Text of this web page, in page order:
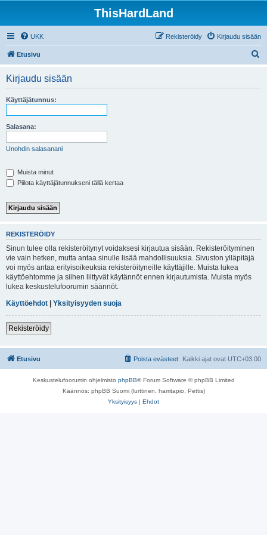
ThisHardLand
UKK Kirjaudu sisään
Rekisteröidy
Etusivu
Kirjaudu sisään
Käyttäjätunnus:
Salasana:
Unohdin salasanani
Muista minut
Piilota käyttäjätunnukseni tällä kertaa
REKISTERÖIDY
Sinun tulee olla rekisteröitynyt voidaksesi kirjautua sisään. Rekisteröityminen
vie vain hetken, mutta antaa sinulle lisää mahdollisuuksia. Sivuston ylläpitäjä
voi myös antaa erityisoikeuksia rekisteröityneille käyttäjille. Muista lukea
käyttöehtomme ja siihen liittyvät käytännöt ennen kirjautumista. Muista myös
lukea keskustelufoorumin säännöt.
Käyttöehdot | Yksityisyyden suoja
Rekisteröidy
Etusivu Kaikki ajat ovat UTC+03:00
Poista evästeet
Keskustelufoorumin ohjelmisto phpBB® Forum Software © phpBB Limited
Käännös: phpBB Suomi (lurttinen, harritapio, Pettis)
Yksityisyys | Ehdot